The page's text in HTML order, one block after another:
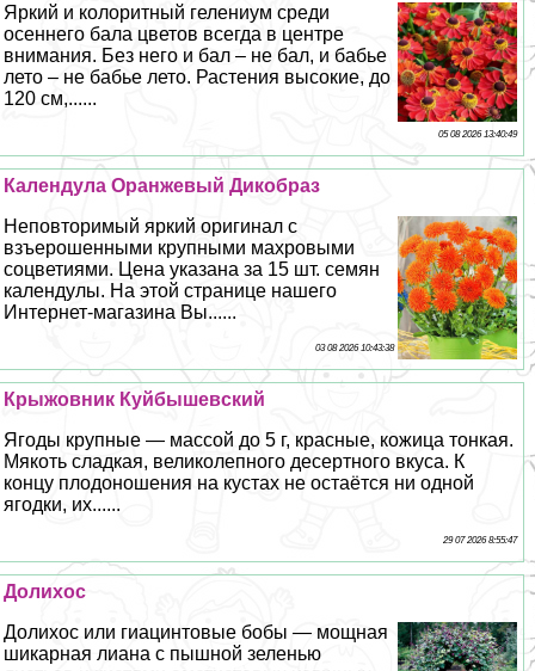
Яркий и колоритный гелениум среди
осеннего бала цветов всегда в центре
внимания. Без него и бал – не бал, и бабье
лето – не бабье лето. Растения высокие, до
120 см,......
05 08 2026 13:40:49
Календула Оранжевый Дикобраз
Неповторимый яркий оригинал с
взъерошенными крупными махровыми
соцветиями. Цена указана за 15 шт. семян
календулы. На этой странице нашего
Интернет-магазина Вы......
03 08 2026 10:43:38
Крыжовник Куйбышевский
Ягоды крупные — массой до 5 г, красные, кожица тонкая.
Мякоть сладкая, великолепного десертного вкуса. К
концу плодоношения на кустах не остаётся ни одной
ягодки, их......
29 07 2026 8:55:47
Долихос
Долихос или гиацинтовые бобы — мощная
шикарная лиана с пышной зеленью